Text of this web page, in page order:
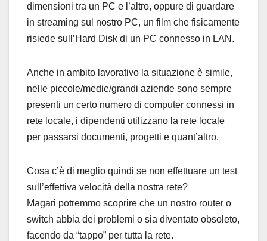
dimensioni tra un PC e l’altro, oppure di guardare
in streaming sul nostro PC, un film che fisicamente
risiede sull’Hard Disk di un PC connesso in LAN.
Anche in ambito lavorativo la situazione è simile,
nelle piccole/medie/grandi aziende sono sempre
presenti un certo numero di computer connessi in
rete locale, i dipendenti utilizzano la rete locale
per passarsi documenti, progetti e quant’altro.
Cosa c’è di meglio quindi se non effettuare un test
sull’effettiva velocità della nostra rete?
Magari potremmo scoprire che un nostro router o
switch abbia dei problemi o sia diventato obsoleto,
facendo da “tappo” per tutta la rete.